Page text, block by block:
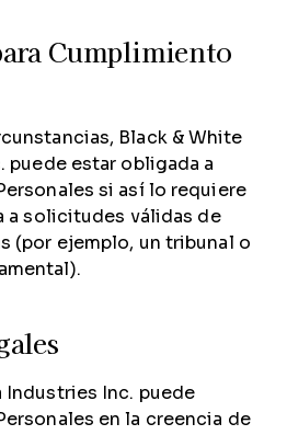
Cumplimiento
Black & White
puede estar obligada a
si así lo requiere
a solicitudes válidas de
(por ejemplo, un tribunal o
Industries Inc. puede
en la creencia de